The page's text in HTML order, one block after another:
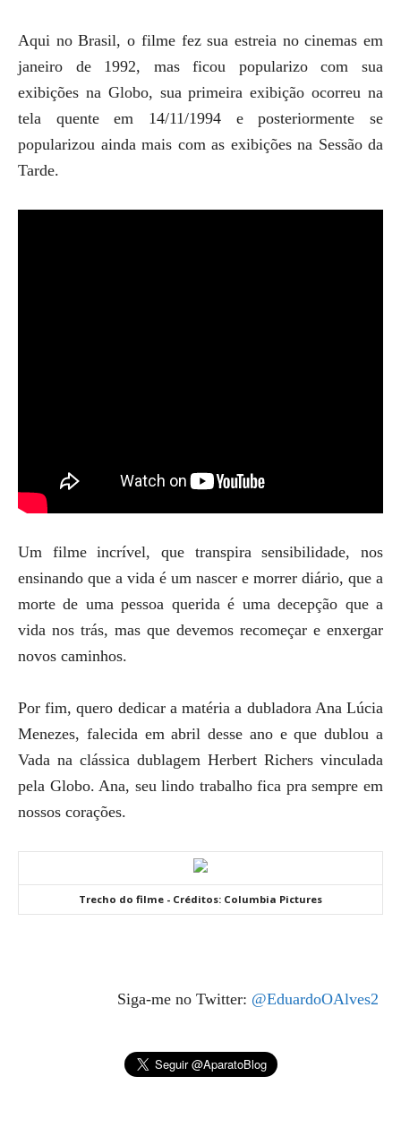
Aqui no Brasil, o filme fez sua estreia no cinemas em
janeiro de 1992, mas ficou popularizo com sua
exibições na Globo, sua primeira exibição ocorreu na
tela quente em 14/11/1994 e posteriormente se
popularizou ainda mais com as exibições na Sessão da
Tarde.
Um filme incrível, que transpira sensibilidade, nos
ensinando que a vida é um nascer e morrer diário, que a
morte de uma pessoa querida é uma decepção que a
vida nos trás, mas que devemos recomeçar e enxergar
novos caminhos.
Por fim, quero dedicar a matéria a dubladora Ana Lúcia
Menezes, falecida em abril desse ano e que dublou a
Vada na clássica dublagem Herbert Richers vinculada
pela Globo. Ana, seu lindo trabalho fica pra sempre em
nossos corações.
Trecho do filme - Créditos: Columbia Pictures
Siga-me no Twitter: @EduardoOAlves2